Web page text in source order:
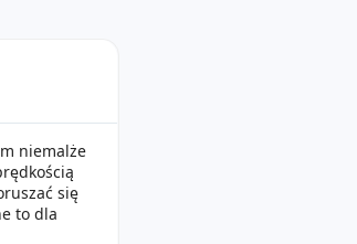
niemalże
się
to dla